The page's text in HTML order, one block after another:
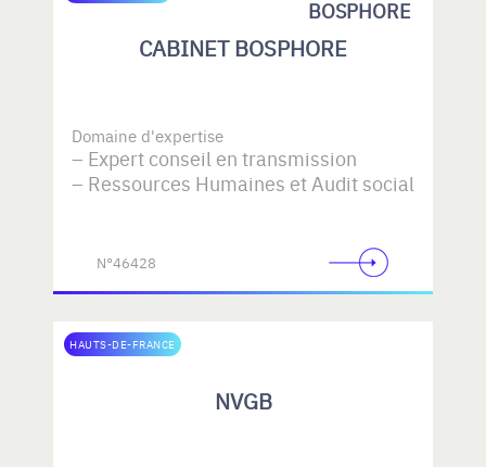
CABINET BOSPHORE
Domaine d'expertise
Expert conseil en transmission
Ressources Humaines et Audit social
N°46428
HAUTS-DE-FRANCE
NVGB